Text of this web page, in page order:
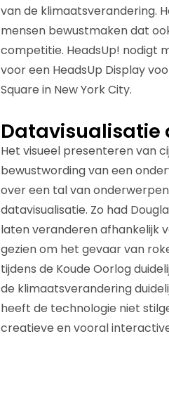
van de klimaatsverandering.
mensen bewustmaken dat
competitie. HeadsUp! nodigt
voor een HeadsUp Display
Square in New York City.
Datavisualisatie
Het visueel presenteren van
bewustwording van een
over een tal van
datavisualisatie. Zo had
laten veranderen afhankelijk
gezien om het gevaar van
tijdens de Koude Oorlog
de klimaatsverandering
heeft de technologie niet
creatieve en vooral